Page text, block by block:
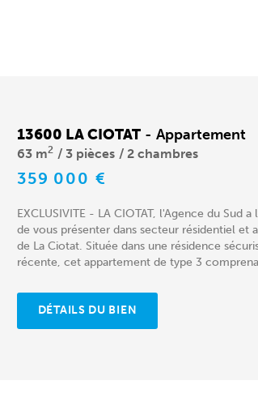
13600 LA CIOTAT - Appartement
63 m2 3 pièces 2 chambres
359 000 €
EXCLUSIVITE - LA CIOTAT, l'Agence du Sud a
de vous présenter dans secteur résidentiel et
de La Ciotat. Située dans une résidence
récente, cet appartement de type 3
DÉTAILS DU BIEN